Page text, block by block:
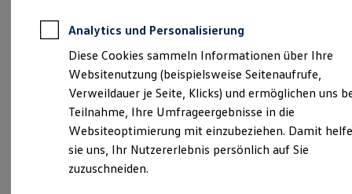
Kfz-Versicherung
Restschuldversicherungen
Garantien
Wartungsverträge
Geschäftskunden
Professional Class bei Volkswagen
Großkunden
Behörden
Direktkunden
Sonderfahrzeuge
Anpfiff zum Gewinn
Verantwortlich für die Inhalte auf dieser Seite ist die Autohaus
Körper GmbH (Impressum & Rechtliches)
Frohndorfer Straße 80, 99610 Sömmerda
Analytics und Personalisierung
Diese Cookies sammeln Informationen über Ihre
Websitenutzung (beispielsweise Seitenaufrufe,
Verweildauer je Seite, Klicks) und ermöglichen uns
Teilnahme, Ihre Umfrageergebnisse in die
Websiteoptimierung mit einzubeziehen. Damit
sie uns, Ihr Nutzererlebnis persönlich auf Sie
zuzuschneiden.